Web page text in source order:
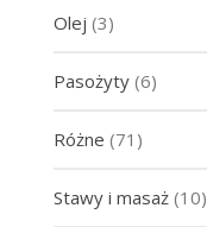
Olej (3)
Pasożyty(6)
Różne (71)
Stawy i masaż(10)